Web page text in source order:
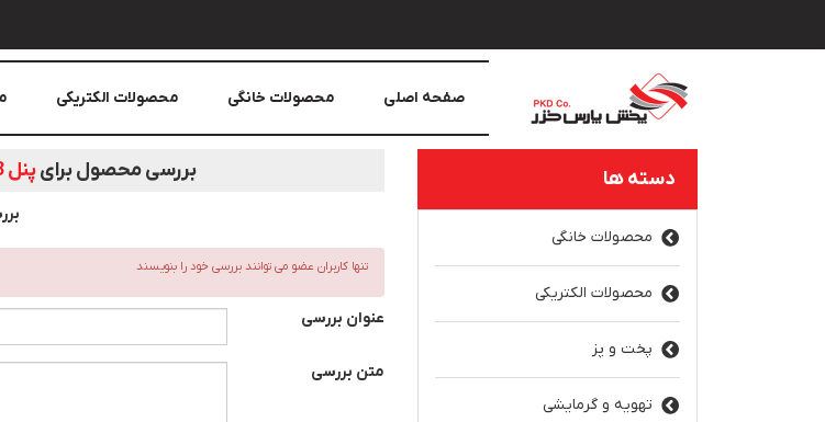
صفحه اصلی محصولات خانگی محصولات الکتریکی
دسته ها
محصولات خانگی
محصولات الکتریکی
پخت و پز
تهویه و گرمایشی
بررسی محصول برایپنل 3+6 وات روکار گرد- خارج آبي- داخل مهتابي
تنها کاربران عضو می توانند بررسی خود را بنویسند
عنوان بررسی
متن بررسی